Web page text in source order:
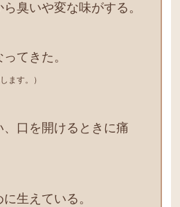
臭いや変な味がする。
てきた。
ます。）
、口を開けるときに痛
生えている。